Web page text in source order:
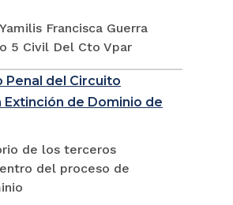
Francisca Guerra
5 Civil Del Cto Vpar
Penal del Circuito
Extinción de Dominio de
de los terceros
del proceso de